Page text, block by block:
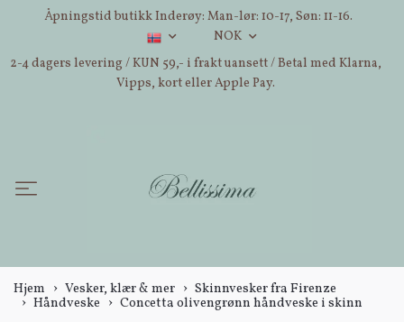
Åpningstid butikk Inderøy: Man-lør: 10-17, Søn: 11-16.
NOK
2-4 dagers levering / KUN 59,- i frakt uansett / Betal med Klarna,
Vipps, kort eller Apple Pay.
Hjem Vesker, klær & mer
Skinnvesker fra Firenze
Håndveske
Concetta olivengrønn håndveske i skinn